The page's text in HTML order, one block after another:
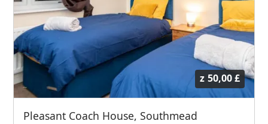
z 50,00 £
Pleasant Coach House, Southmead